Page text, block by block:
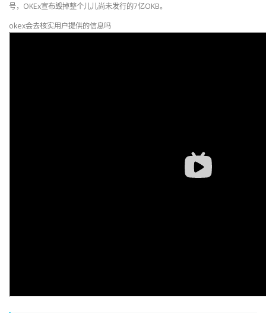
号，OKEx宣布毁掉整个儿儿尚未发行的7亿OKB。
okex会去核实用户提供的信息吗